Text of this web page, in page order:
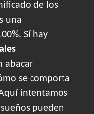
de los
una
Sí hay
abacar
se comporta
intentamos
pueden